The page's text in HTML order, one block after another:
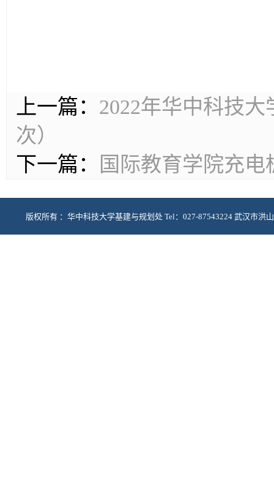
上一篇： 2022年华中科技
次）
下一篇：
国际教育学院充
版权所有 ：华中科技大学基建与规划处 Tel：027-87543224 武汉市